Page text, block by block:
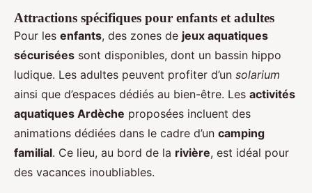
Attractions spécifiques pour enfants et adultes
Pour les enfants, des zones de jeux aquatiques
sécurisées sont disponibles, dont un bassin hippo
ludique. Les adultes peuvent profiter d’un solarium
ainsi que d’espaces dédiés au bien-être. Les activités
aquatiques Ardèche proposées incluent des
animations dédiées dans le cadre d’un camping
familial. Ce lieu, au bord de la rivière, est idéal pour
des vacances inoubliables.